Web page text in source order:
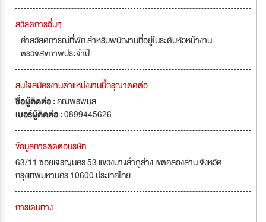
สวัสดิการอื่นๆ
- ค่าสวัสดิการณ์ที่พัก สำหรับพนักงานที่อยู่ในระดับหัวหน้างาน
- ตรวจสุขภาพประจำปี
สนใจสมัครงานตำแหน่งงานนี้กรุณาติดต่อ
ชื่อผู้ติดต่อ :คุณพรพิมล
เบอร์ผู้ติดต่อ :0899445626
ข้อมูลการติดต่อบริษัท
63/11 ซอยเจริญนคร 53 แขวงบางลำภูล่าง เขตคลองสาน จังหวัด
กรุงเทพมหานคร 10600 ประเทศไทย
การเดินทาง